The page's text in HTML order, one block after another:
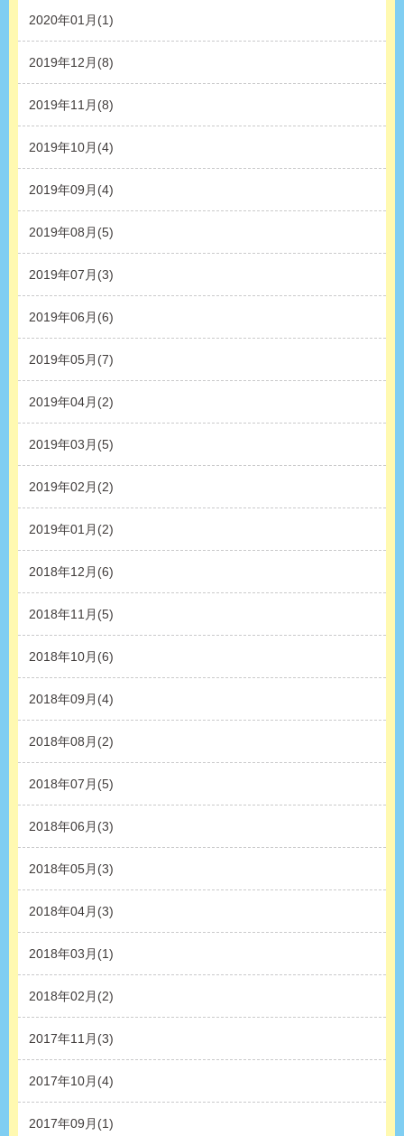
2020年01月(1)
2019年12月(8)
2019年11月(8)
2019年10月(4)
2019年09月(4)
2019年08月(5)
2019年07月(3)
2019年06月(6)
2019年05月(7)
2019年04月(2)
2019年03月(5)
2019年02月(2)
2019年01月(2)
2018年12月(6)
2018年11月(5)
2018年10月(6)
2018年09月(4)
2018年08月(2)
2018年07月(5)
2018年06月(3)
2018年05月(3)
2018年04月(3)
2018年03月(1)
2018年02月(2)
2017年11月(3)
2017年10月(4)
2017年09月(1)